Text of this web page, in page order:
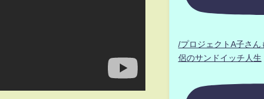
/プロジェクトA子さ
侶のサンドイッチ人生